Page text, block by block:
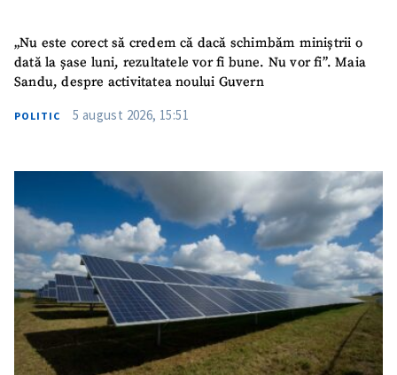
„Nu este corect să credem că dacă schimbăm miniștrii o
dată la șase luni, rezultatele vor fi bune. Nu vor fi”. Maia
Sandu, despre activitatea noului Guvern
POLITIC 5 august 2026, 15:51
+ Adaugă titlu
Fotografie
+ Încarcă imagine
Link media+ Link media